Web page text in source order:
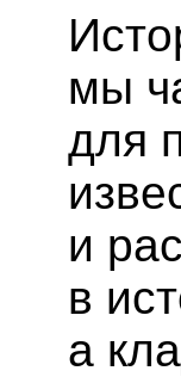
мы
для
и
в
а